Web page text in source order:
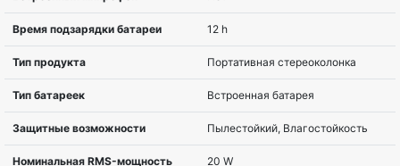
Тип товара акустика
Цвет Песочный
Технология подключения Проводной и
Ширина 181 мм